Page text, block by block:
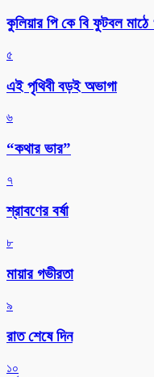
কুলিয়ার পি কে বি ফুটবল মাঠে
৫
এই পৃথিবী বড়ই অভাগা
৬
“কথার ভার”
৭
শ্রাবণের বর্ষা
৮
মায়ার গভীরতা
৯
রাত শেষে দিন
১০